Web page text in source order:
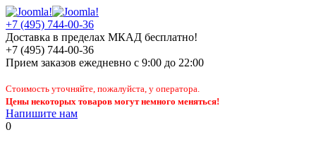
+7 (495) 744-00-36
Доставка в пределах МКАД бесплатно!
+7 (495) 744-00-36
Прием заказов ежедневно с 9:00 до 22:00
Стоимость уточняйте, пожалуйста, у оператора.
Цены некоторых товаров могут немного меняться!
Напишите нам
0